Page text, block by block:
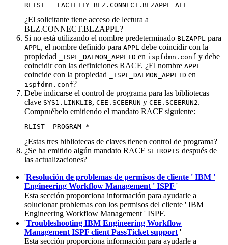
RLIST   FACILITY BLZ.CONNECT.BLZAPPL ALL
¿El solicitante tiene acceso de lectura a
BLZ.CONNECT.BLZAPPL?
Si no está utilizando el nombre predeterminado BLZAPPL para
APPL , el nombre definido para APPL debe coincidir con la
propiedad
_ISPF_DAEMON_APPLID en ispfdmn.conf y debe
coincidir con las definiciones RACF. ¿El nombre APPL
coincide con la propiedad _ISPF_DAEMON_APPLID en
ispfdmn.conf?
Debe indicarse el control de programa para las bibliotecas
clave SYS1.LINKLIB, CEE.SCEERUN y CEE.SCEERUN2.
Compruébelo emitiendo el mandato RACF siguiente:
RLIST  PROGRAM *
¿Estas tres bibliotecas de claves tienen control de programa?
¿Se ha emitido algún mandato RACF SETROPTS después de
las actualizaciones?
'Resolución de problemas de permisos de cliente ' IBM '
Engineering Workflow Management ' ISPF '
Esta sección proporciona información para ayudarle a
solucionar problemas con los permisos del cliente ' IBM
Engineering Workflow Management ' ISPF.
'Troubleshooting IBM Engineering Workflow
Management ISPF client PassTicket support '
Esta sección proporciona información para ayudarle a